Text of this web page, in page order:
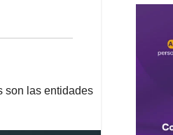
son las entidades